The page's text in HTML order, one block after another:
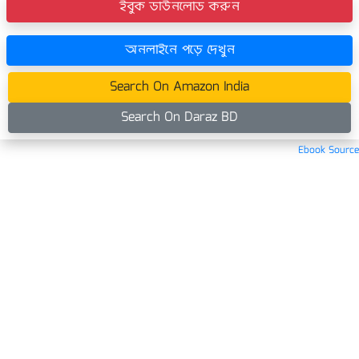
ইবুক ডাউনলোড করুন
অনলাইনে পড়ে দেখুন
Search On Amazon India
Search On Daraz BD
Ebook Source